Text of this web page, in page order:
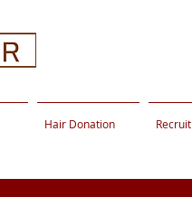
Hair Donation Recruit